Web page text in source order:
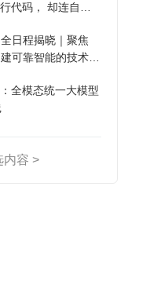
代码， 却连自己
日程揭晓｜聚焦
可靠智能的技术路
全模态统一大模型
内容 >